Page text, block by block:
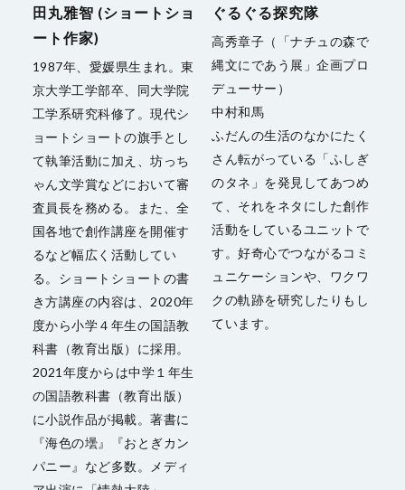
田丸雅智 (ショートショ
ート作家)
1987年、愛媛県生まれ。東
京大学工学部卒、同大学院
工学系研究科修了。現代シ
ョートショートの旗手とし
て執筆活動に加え、坊っち
ゃん文学賞などにおいて審
査員長を務める。また、全
国各地で創作講座を開催す
るなど幅広く活動してい
る。ショートショートの書
き方講座の内容は、2020年
度から小学４年生の国語教
科書（教育出版）に採用。
2021年度からは中学１年生
の国語教科書（教育出版）
に小説作品が掲載。著書に
『海色の壜』『おとぎカン
パニー』など多数。メディ
ぐるぐる探究隊
高秀章子（「ナチュの森で
縄文にであう展」企画プロ
デューサー）
中村和馬
ふだんの生活のなかにたく
さん転がっている「ふしぎ
のタネ」を発見してあつめ
て、それをネタにした創作
活動をしているユニットで
す。好奇心でつながるコミ
ュニケーションや、ワクワ
クの軌跡を研究したりもし
ています。